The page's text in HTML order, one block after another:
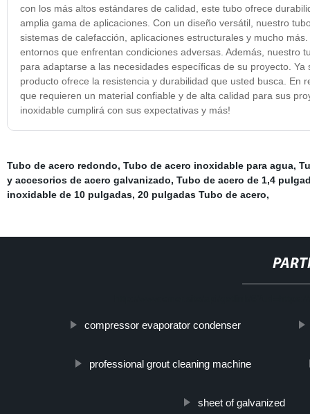
con los más altos estándares de calidad, este tubo ofrece
amplia gama de aplicaciones. Con un diseño versátil, nuestro
sistemas de calefacción, aplicaciones estructurales y mucho
entornos que enfrentan condiciones adversas. Además, nuestro
para adaptarse a las necesidades específicas de su proyecto.
producto ofrece la resistencia y durabilidad que usted busca.
que requieren un material confiable y de alta calidad para sus
inoxidable cumplirá con sus expectativas y más!
Tubo de acero redondo, Tubo de acero inoxidable para agua,
y accesorios de acero galvanizado, Tubo de acero de 1,4
inoxidable de 10 pulgadas, 20 pulgadas Tubo de acero,
compressor evaporator condenser
professional grout cleaning machine
sheet of galvanized